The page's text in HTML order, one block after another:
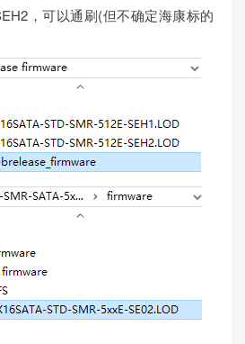
，可以通刷(但不确定海康标的